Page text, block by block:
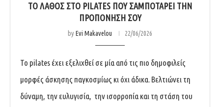
ΤΟ ΛΆΘΟΣ ΣΤΟ PILATES ΠΟΥ ΣΑΜΠΟΤΆΡΕΙ ΤΗΝ
ΠΡΟΠΌΝΗΣΉ ΣΟΥ
byEvi Makavelou 22/06/2026
Το pilates έχει εξελιχθεί σε μία από τις πιο δημοφιλείς
μορφές άσκησης παγκοσμίως κι όχι άδικα. Βελτιώνει τη
δύναμη, την ευλυγισία, την ισορροπία και τη στάση του